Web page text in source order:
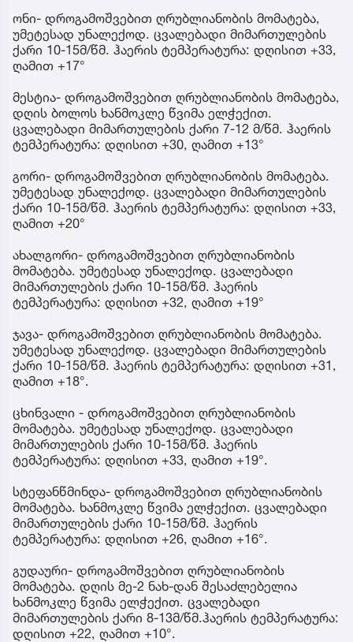
ონი- დროგამოშვებით ღრუბლიანობის მომატება,
უმეტესად უნალექოდ. ცვალებადი მიმართულების
ქარი 10-15მ/წმ. ჰაერის ტემპერატურა: დღისით +33,
ღამით +17°
მესტია- დროგამოშვებით ღრუბლიანობის მომატება,
დღის ბოლოს ხანმოკლე წვიმა ელჭექით.
ცვალებადი მიმართულების ქარი 7-12 მ/წმ. ჰაერის
ტემპერატურა: დღისით +30, ღამით +13°
გორი- დროგამოშვებით ღრუბლიანობის მომატება.
უმეტესად უნალექოდ. ცვალებადი მიმართულების
ქარი 10-15მ/წმ. ჰაერის ტემპერატურა: დღისით +33,
ღამით +20°
ახალგორი- დროგამოშვებით ღრუბლიანობის
მომატება. უმეტესად უნალექოდ. ცვალებადი
მიმართულების ქარი 10-15მ/წმ. ჰაერის
ტემპერატურა: დღისით +32, ღამით +19°
ჯავა- დროგამოშვებით ღრუბლიანობის მომატება.
უმეტესად უნალექოდ. ცვალებადი მიმართულების
ქარი 10-15მ/წმ. ჰაერის ტემპერატურა: დღისით +31,
ღამით +18°.
ცხინვალი - დროგამოშვებით ღრუბლიანობის
მომატება. უმეტესად უნალექოდ. ცვალებადი
მიმართულების ქარი 10-15მ/წმ. ჰაერის
ტემპერატურა: დღისით +33, ღამით +19°.
სტეფანწმინდა- დროგამოშვებით ღრუბლიანობის
მომატება. ხანმოკლე წვიმა ელჭექით. ცვალებადი
მიმართულების ქარი 10-15მ/წმ. ჰაერის
ტემპერატურა: დღისით +26, ღამით +16°.
გუდაური- დროგამოშვებით ღრუბლიანობის
მომატება. დღის მე-2 ნახ-დან შესაძლებელია
ხანმოკლე წვიმა ელჭექით. ცვალებადი
მიმართულების ქარი 8-13მ/წმ.ჰაერის ტემპერატურა:
დღისით +22, ღამით +10°.